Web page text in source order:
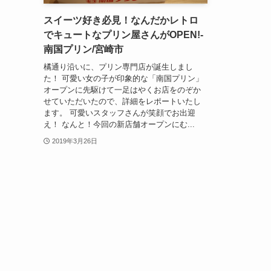
スイーツ好き必見！なんだかレトロ
でキュートなプリン屋さんがOPEN!-
南国プリン/宮崎市
橘通り沿いに、プリン専門店が誕生しまし
た！ 可愛い女の子が印象的な「南国プリン」
オープンに先駆けて一足はやくお店をのぞか
せていただいたので、詳細をレポートいたし
ます。 可愛いスタッフさんが笑顔でお出迎
え！ なんと！今回の新店舗オープンにむ...
2019年3月26日